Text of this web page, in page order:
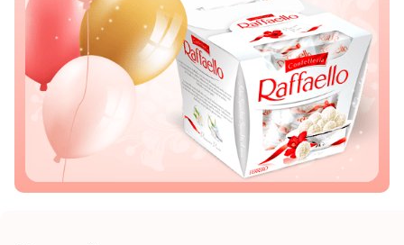
Лизиантусы
Хризантемы
Лилии
Орхидеи